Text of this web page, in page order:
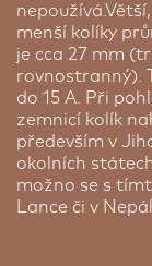
menší kolíky
je cca 27 mm
rovnostranný).
do 15 A. Při
zemnicí kolík
především v
okolních
možno se s
Lance či v